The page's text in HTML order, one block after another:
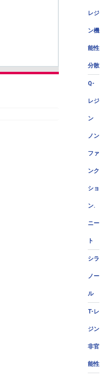
レジ
ン機
能性
分散
Q-
レジ
ン
ノン
ファ
ンク
ショ
ン.
ニー
ト
シラ
ノー
ル
T-レ
ジン
非官
能性